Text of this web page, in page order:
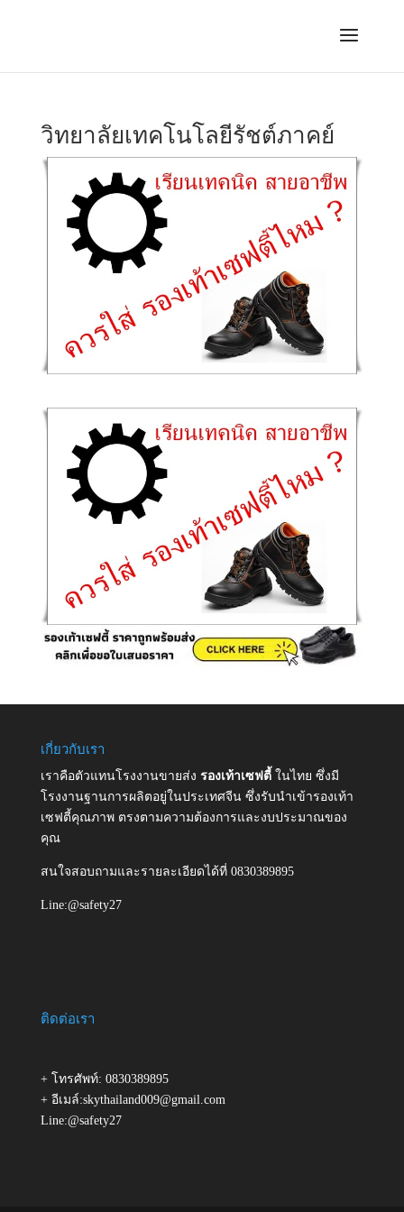
วิทยาลัยเทคโนโลยีรัชต์ภาคย์
เกี่ยวกับเรา
เราคือตัวแทนโรงงานขายส่ง รองเท้าเซฟตี้ ในไทย ซึ่งมี
โรงงานฐานการผลิตอยู่ในประเทศจีน ซึ่งรับนำเข้ารองเท้า
เซฟตี้คุณภาพ ตรงตามความต้องการและงบประมาณของ
คุณ
สนใจสอบถามและรายละเอียดได้ที่ 0830389895
Line:@safety27
ติดต่อเรา
+ โทรศัพท์: 0830389895
+ อีเมล์:skythailand009@gmail.com
Line:@safety27